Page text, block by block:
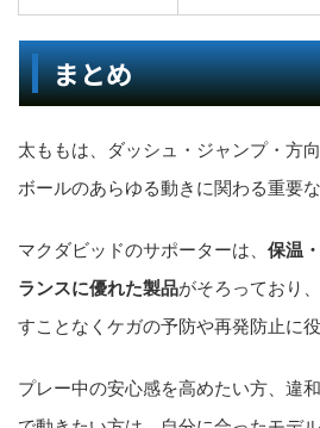
まとめ
太ももは、ダッシュ・ジャンプ・方
ボールのあらゆる動きに関わる重要な
マクダビッドのサポーターは、 保温
ランスに優れた製品がそろっており
すことなくケガの予防や再発防止に役
プレー中の安心感を高めたい方、違